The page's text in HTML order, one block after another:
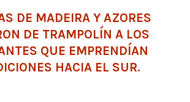
DE MADEIRA Y AZORES
DE TRAMPOLÍN A LOS
QUE EMPRENDÍAN
HACIA EL SUR.